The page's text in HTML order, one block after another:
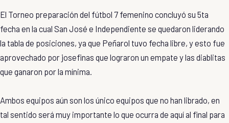
El Torneo preparación del fútbol 7 femenino concluyó su 5ta
fecha en la cual San José e Independiente se quedaron liderando
la tabla de posiciones, ya que Peñarol tuvo fecha libre, y esto fue
aprovechado por josefinas que lograron un empate y las diablitas
que ganaron por la mínima.
Ambos equipos aún son los único equipos que no han librado, en
tal sentido será muy importante lo que ocurra de aquí al final para